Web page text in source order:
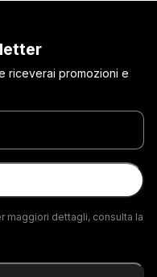
riceverai promozioni e
maggiori dettagli, consulta la